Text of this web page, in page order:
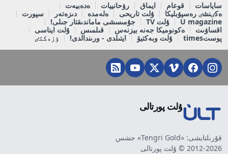
ساياسات قوعام ايماق رۋحانييات
ەدەبيەت
ەكٸنشٸ رەسپۋبليكا
ۇلت تاريحى ەلەمدە دىزەتەر
سپورت
U magazine
ۇلت TV
جۇمىسشى ماماندىقتار جىلى!
اقساۋىت
ەكونوميكا جەنە بيزنەس قىلمىس
ۇلت ايناسى
پوستtimes
ۇلت وبەكتيۆ ايتىلدى - ورىندالدى! ٶزەكتٸ
ۇلت پورتالى
قۇرىلتايشى: «Tengri Gold» جشس
2012-2026 © ۇلت پورتالى